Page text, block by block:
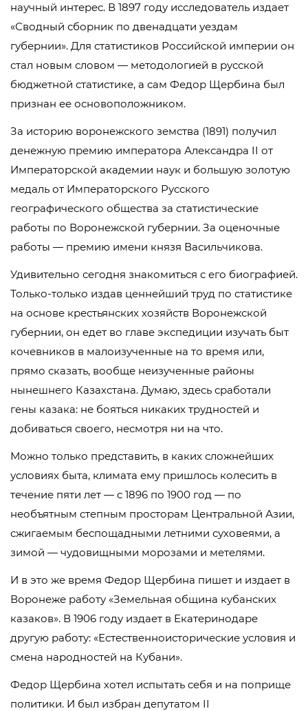
научный интерес. В 1897 году исследователь издает
«Сводный сборник по двенадцати уездам
губернии». Для статистиков Российской империи он
стал новым словом — методологией в русской
бюджетной статистике, а сам Федор Щербина был
признан ее основоположником.
За историю воронежского земства (1891) получил
денежную премию императора Александра II от
Императорской академии наук и большую золотую
медаль от Императорского Русского
географического общества за статистические
работы по Воронежской губернии. За оценочные
работы — премию имени князя Васильчикова.
Удивительно сегодня знакомиться с его биографией.
Только-только издав ценнейший труд по статистике
на основе крестьянских хозяйств Воронежской
губернии, он едет во главе экспедиции изучать быт
кочевников в малоизученные на то время или,
прямо сказать, вообще неизученные районы
нынешнего Казахстана. Думаю, здесь сработали
гены казака: не бояться никаких трудностей и
добиваться своего, несмотря ни на что.
Можно только представить, в каких сложнейших
условиях быта, климата ему пришлось колесить в
течение пяти лет — с 1896 по 1900 год — по
необъятным степным просторам Центральной Азии,
сжигаемым беспощадными летними суховеями, а
зимой — чудовищными морозами и метелями.
И в это же время Федор Щербина пишет и издает в
Воронеже работу «Земельная община кубанских
казаков». В 1906 году издает в Екатеринодаре
другую работу: «Естественноисторические условия и
смена народностей на Кубани».
Федор Щербина хотел испытать себя и на поприще
политики. И был избран депутатом II